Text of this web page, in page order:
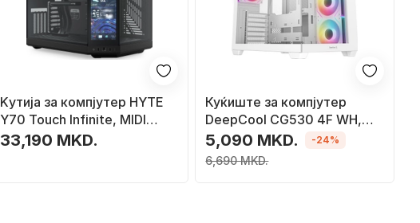
Kутија за компјутер HYTE
Y70 Touch Infinite, MIDI
Tower, екран 14.9\" на
33,190 MKD.
Куќиште за компјутер
DeepCool CG530 4F WH,
MIDI Tower, ARGB, бело
5,090 MKD.
6,690 MKD.
-24%